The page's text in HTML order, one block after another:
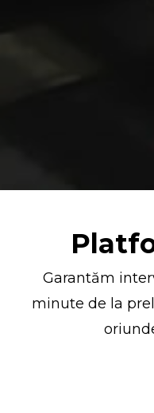
Garantăm
minute de la